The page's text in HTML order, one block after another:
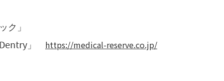
ク」
Dentry」 https://medical-reserve.co.jp/